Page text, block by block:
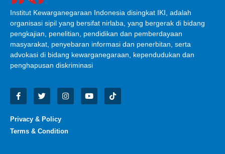
Institut Kewarganegaraan Indonesia disingkat IKI, adalah
organisasi sipil yang bersifat nirlaba, yang bergerak di bidang
pengkajian, penelitian, pendidikan dan pemberdayaan
masyarakat, penyebaran informasi dan penerbitan, serta
advokasi di bidang kewarganegaraan, kependudukan dan
penghapusan diskriminasi
Privacy & Policy
Terms & Condition